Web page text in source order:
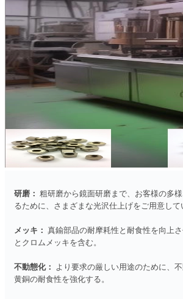
研磨： 粗研磨から鏡面研磨まで、お客様の多
るために、さまざまな光沢仕上げをご用意して
メッキ： 真鍮部品の耐摩耗性と耐食性を向上
とクロムメッキを含む。
不動態化： より要求の厳しい用途のために、
黄銅の耐食性を強化する。